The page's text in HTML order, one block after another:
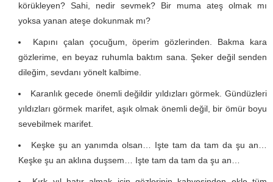
körükleyen? Sahi, nedir sevmek? Bir muma ateş olmak mı
yoksa yanan ateşe dokunmak mı?
Kapını çalan çocuğum, öperim gözlerinden. Bakma kara
gözlerime, en beyaz ruhumla baktım sana. Şeker değil senden
dileğim, sevdanı yönelt kalbime.
Karanlık gecede önemli değildir yıldızları görmek. Gündüzleri
yıldızları görmek marifet, aşık olmak önemli değil, bir ömür boyu
sevebilmek marifet.
Keşke şu an yanımda olsan… Işte tam da tam da şu an…
Keşke şu an aklına duşsem… Işte tam da tam da şu an…